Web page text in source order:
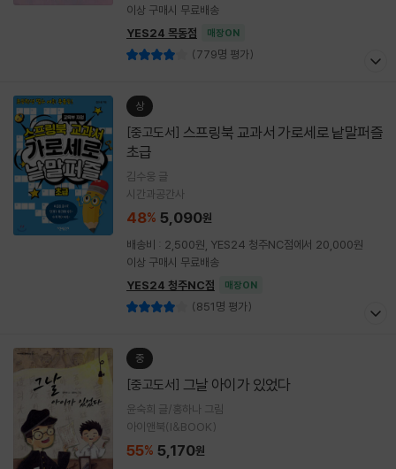
이상 구매시 무료배송
YES24 목동점
매장ON
(779명 평가)
상
[중고도서]
초급
김수웅 글
시간과공간사
48% 5,090원
배송비 : 2,500원, YES24 청주NC점에서 20,000원
이상 구매시 무료배송
YES24 청주NC점
매장ON
(851명 평가)
중
[중고도서] 그날 아이가 있었다
윤숙희 글/홍하나 그림
아이앤북(I&BOOK)
55% 5,170원